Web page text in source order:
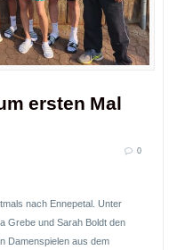
ersten Mal
0
nach Ennepetal. Unter
Grebe und Sarah Boldt den
Damenspielen aus dem